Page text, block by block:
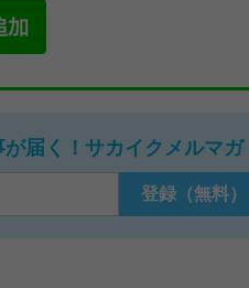
届く！サカイクメルマガ